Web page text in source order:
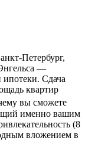
Петербург,
—
ипотеки. Сдача
квартир
вы сможете
именно вашим
(8
вложением в